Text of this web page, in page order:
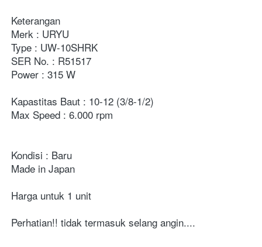
Keterangan
Merk : URYU
Type : UW-10SHRK
SER No. : R51517
Power : 315 W
Kapastitas Baut : 10-12 (3/8-1/2)
Max Speed : 6.000 rpm
Kondisi : Baru
Made in Japan
Harga untuk 1 unit
Perhatian!! tidak termasuk selang angin....